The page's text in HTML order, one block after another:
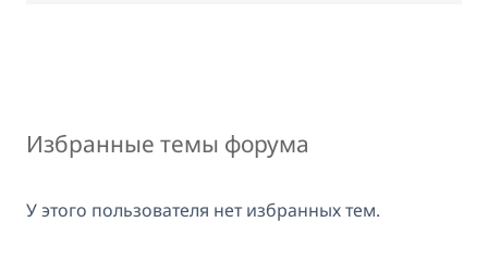
Избранные темы форума
У этого пользователя нет избранных тем.